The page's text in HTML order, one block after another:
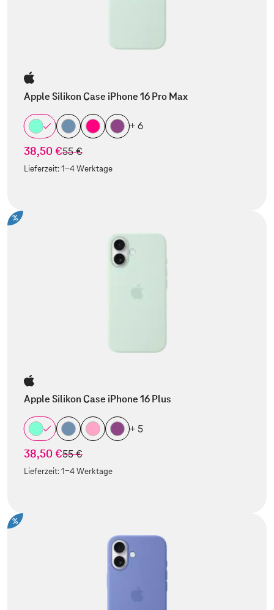
Apple Silikon Case iPhone 16 Pro Max
+ 6
38,50 €statt
55 €
Lieferzeit:1-4 Werktage
%
Apple Silikon Case iPhone 16 Plus
+ 5
38,50 €statt
55 €
Lieferzeit:1-4 Werktage
%